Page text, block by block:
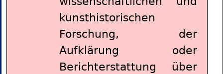
kunsthistorischen
Forschung, der
Aufklärung oder
Berichterstattung über